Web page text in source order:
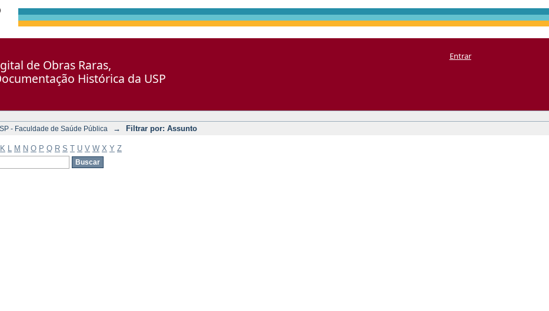
de Obras Raras,
Histórica da USP
Entrar
- Faculdade de Saúde Pública → Filtrar por: Assunto
K M N O P Q R S T U V W X Y Z